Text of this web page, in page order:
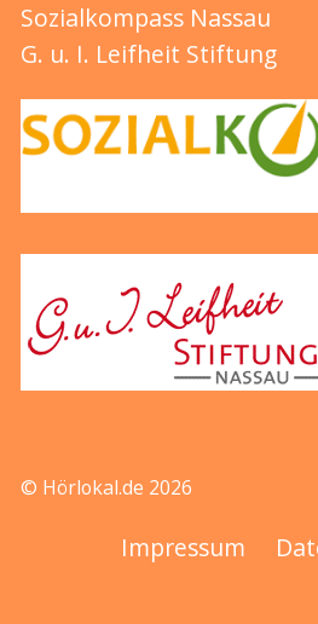
Sozialkompass Nassau
G. u. I. Leifheit Stiftung
© Hörlokal.de 2026
Impressum